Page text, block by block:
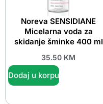
Noreva SENSIDIANE
Micelarna voda za
skidanje šminke 400 ml
35.50 KM
Dodaj u korpu